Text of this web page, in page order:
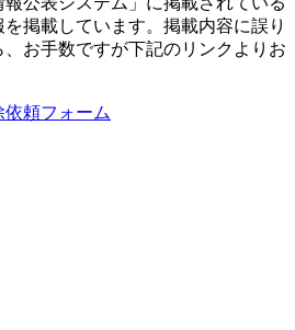
掲載しています。掲載内容に誤り
お手数ですが下記のリンクよりお
頼フォーム